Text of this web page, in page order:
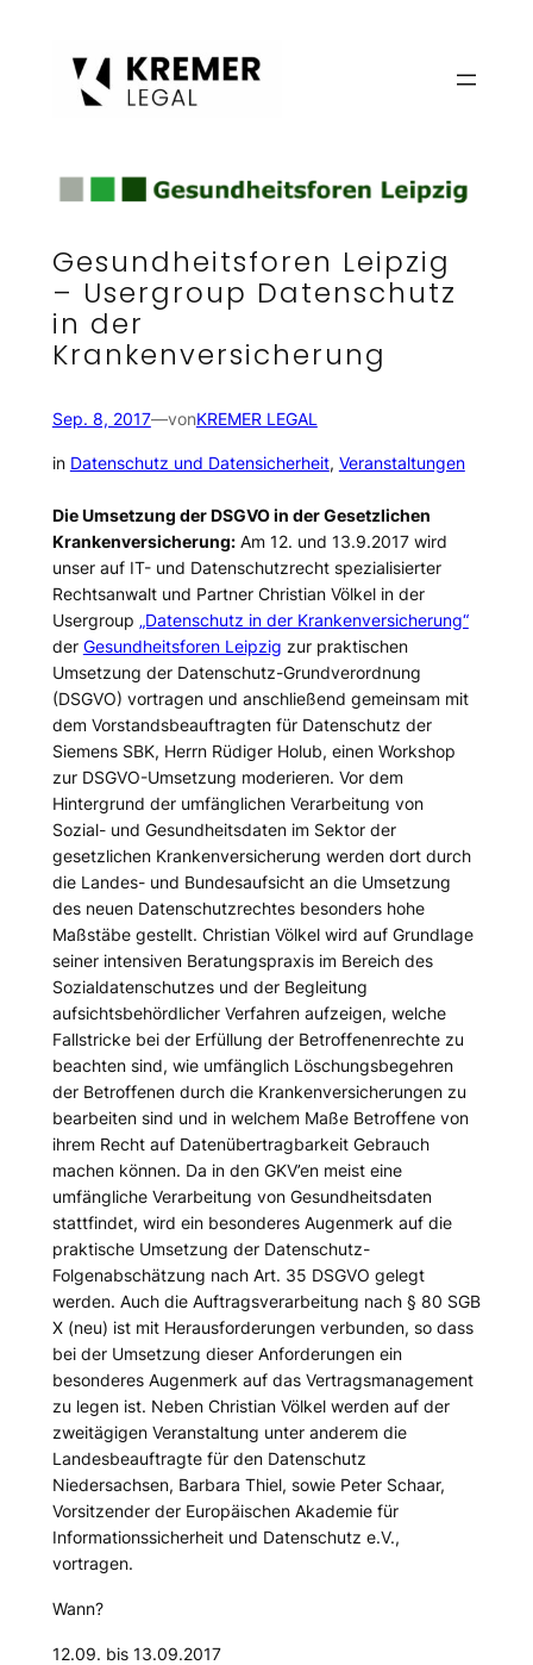
Gesundheitsforen Leipzig
– Usergroup Datenschutz
in der
Krankenversicherung
Sep. 8, 2017—vonKREMER LEGAL
in Datenschutz und Datensicherheit, Veranstaltungen
Die Umsetzung der DSGVO in der Gesetzlichen
Krankenversicherung:Am 12. und 13.9.2017 wird
unser auf IT- und Datenschutzrecht spezialisierter
Rechtsanwalt und Partner Christian Völkel in der
Usergroup „Datenschutz in der Krankenversicherung“
der Gesundheitsforen Leipzig zur praktischen
Umsetzung der Datenschutz-Grundverordnung
(DSGVO) vortragen und anschließend gemeinsam mit
dem Vorstandsbeauftragten für Datenschutz der
Siemens SBK, Herrn Rüdiger Holub, einen Workshop
zur DSGVO-Umsetzung moderieren. Vor dem
Hintergrund der umfänglichen Verarbeitung von
Sozial- und Gesundheitsdaten im Sektor der
gesetzlichen Krankenversicherung werden dort durch
die Landes- und Bundesaufsicht an die Umsetzung
des neuen Datenschutzrechtes besonders hohe
Maßstäbe gestellt. Christian Völkel wird auf Grundlage
seiner intensiven Beratungspraxis im Bereich des
Sozialdatenschutzes und der Begleitung
aufsichtsbehördlicher Verfahren aufzeigen, welche
Fallstricke bei der Erfüllung der Betroffenenrechte zu
beachten sind, wie umfänglich Löschungsbegehren
der Betroffenen durch die Krankenversicherungen zu
bearbeiten sind und in welchem Maße Betroffene von
ihrem Recht auf Datenübertragbarkeit Gebrauch
machen können. Da in den GKV’en meist eine
umfängliche Verarbeitung von Gesundheitsdaten
stattfindet, wird ein besonderes Augenmerk auf die
praktische Umsetzung der Datenschutz-
Folgenabschätzung nach Art. 35 DSGVO gelegt
werden. Auch die Auftragsverarbeitung nach § 80 SGB
X (neu) ist mit Herausforderungen verbunden, so dass
bei der Umsetzung dieser Anforderungen ein
besonderes Augenmerk auf das Vertragsmanagement
zu legen ist. Neben Christian Völkel werden auf der
zweitägigen Veranstaltung unter anderem die
Landesbeauftragte für den Datenschutz
Niedersachsen, Barbara Thiel, sowie Peter Schaar,
Vorsitzender der Europäischen Akademie für
Informationssicherheit und Datenschutz e.V.,
vortragen.
Wann?
12.09. bis 13.09.2017